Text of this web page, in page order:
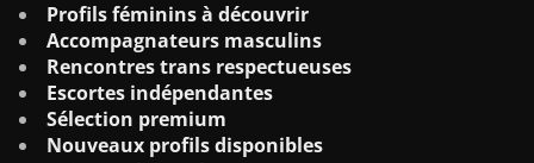
Profils féminins à découvrir
Accompagnateurs masculins
Rencontres trans respectueuses
Escortes indépendantes
Sélection premium
Nouveaux profils disponibles